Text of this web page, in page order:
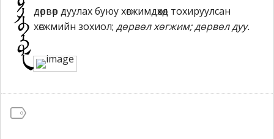
Төрөл
Татах
Логин
дөрвөөр дуулах буюу хөгжимдөхөд тохируулсан
хөгжмийн зохиол; дөрвөл хөгжим; дөрвөл дуу.